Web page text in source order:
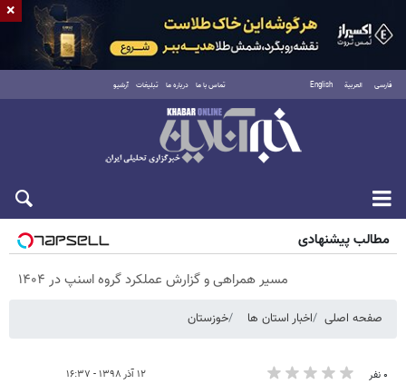
فارسی العربية English تماس با ما درباره ما تبلیغات آرشیو
پنجشنبه ۱۵ مرداد ۱۴۰۵
مطالب پیشنهادی
مسیر همراهی و گزارش عملکرد گروه اسنپ در ۱۴۰۴
صفحه اصلی اخبار استان ها خوزستان
۰ نفر ۱۲ آذر ۱۳۹۸ - ۱۶:۳۷
×